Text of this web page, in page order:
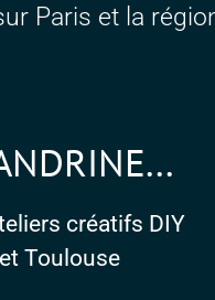
Paris et la
créatifs DIY
Toulouse